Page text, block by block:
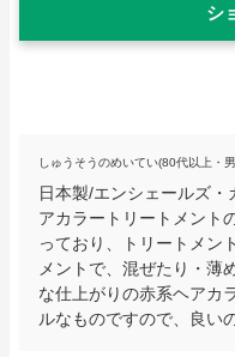
シ
しゅうそうのめいてい(80代以上・
日本製/エンシェールズ
アカラートリートメント
っており、トリートメン
メントで、混ぜたり・薄
な仕上がりの赤系ヘアカ
ルなものですので、良い